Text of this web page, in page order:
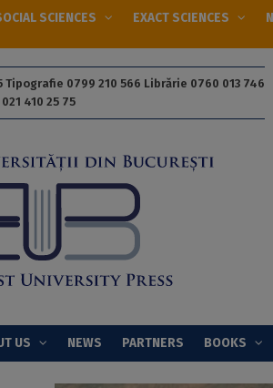
SCIENCES EXACT SCIENCES
Tipografie 0799 210 566 Librărie 0760 013 746
410 25 75
US NEWS PARTNERS BOOKS